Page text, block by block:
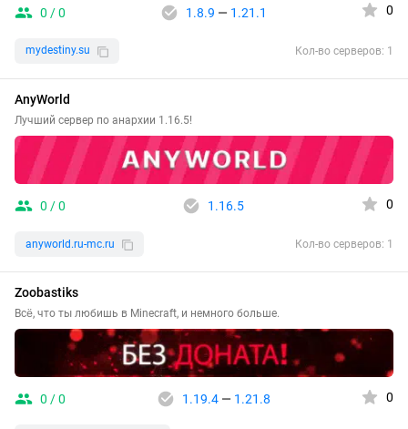
0 / 0 1.8.9 — 1.21.1 0
mydestiny.su Кол-во серверов: 1
AnyWorld
Лучший сервер по анархии 1.16.5!
0 / 0 1.16.5 0
anyworld.ru-mc.ru Кол-во серверов: 1
Zoobastiks
Всё, что ты любишь в Minecraft, и немного больше.
0 / 0 1.19.4— 1.21.8 0